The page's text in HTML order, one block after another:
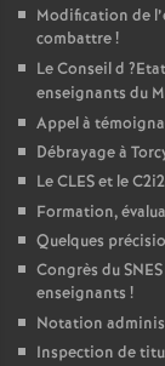
Modification de
combattre!
Le Conseil d
enseignants du
Appel à
Débrayage à
LeCLESet le
Formation,
Quelques
Congrès duSNES
enseignants !
Notation
Inspection de